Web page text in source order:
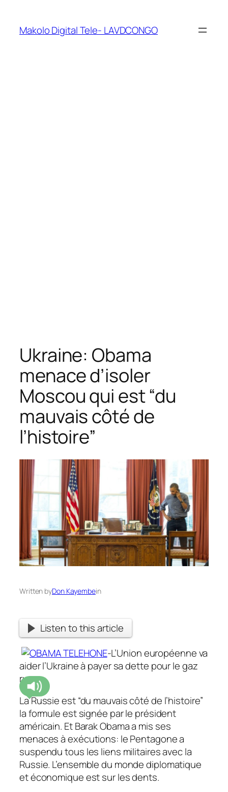
Makolo Digital Tele- LAVDCONGO
Ukraine: Obama
menace d’isoler
Moscou qui est “du
mauvais côté de
l’histoire”
Written byDon Kayembein
Listen to this article
-L’Union européenne va
aider l’Ukraine à payer sa dette pour le gaz
russe
La Russie est “du mauvais côté de l’histoire”
la formule est signée par le président
américain. Et Barak Obama a mis ses
menaces à exécutions: le Pentagone a
suspendu tous les liens militaires avec la
Russie. L’ensemble du monde diplomatique
et économique est sur les dents.